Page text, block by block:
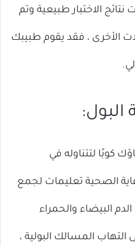
نتائج الاختبار طبيعية وتم
الأخرى ، فقد يقوم طبيبك
البول:
كوبًا لتتناوله في
الصحية تعليمات لجمع
البيضاء والحمراء
التهاب المسالك البولية ،